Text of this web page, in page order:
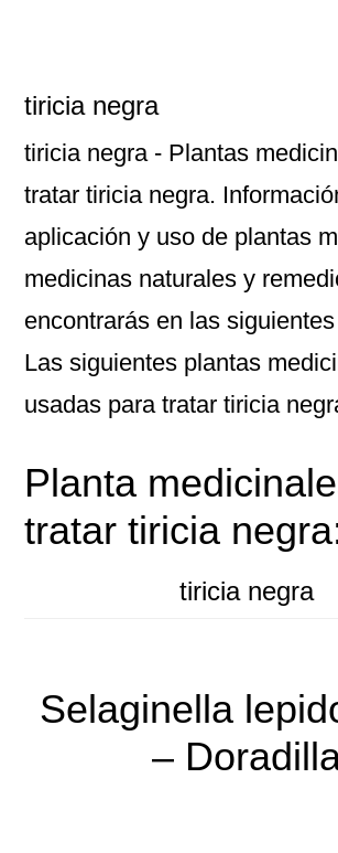
tiricia negra
tiricia negra- Plantas
tratar tiricia negra.
aplicación y uso de plantas
medicinas naturales y
encontrarás en las
Las siguientes plantas
usadas para tratar tiricia
Planta
tratar tiricia
tiricia negra
Selaginella
–